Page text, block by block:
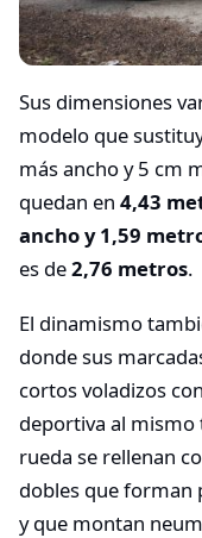
Sus dimensiones
modelo que
más ancho y 5 cm
quedan en 4,43
ancho y 1,59
es de2,76 metros.
El dinamismo
donde sus
cortos voladizos
deportiva al mismo
rueda se rellenan
dobles que forman
y que montan